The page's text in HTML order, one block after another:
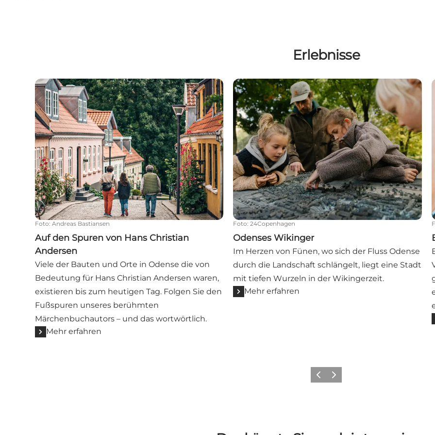
Erlebnisse
Auf den Spuren von Hans Christian Andersen
Foto: Andreas Bastiansen
Auf den Spuren von Hans Christian
Andersen
Viele der Bauten und Orte in Odense die von
Bedeutung für Hans Christian Andersen waren,
existieren bis zum heutigen Tag. Folgen Sie den
Fußspuren unseres berühmten
Märchenbuchautors – und das wortwörtlich.
Mehr erfahren
Odenses Wikinger
Foto: 24Copenhagen
Odenses Wikinger
Im Herzen von Fünen, wo sich der Fluss Odense
durch die Landschaft schlängelt, liegt eine Stadt
mit tiefen Wurzeln in der Wikingerzeit.
Mehr erfahren
ZurückWeiter